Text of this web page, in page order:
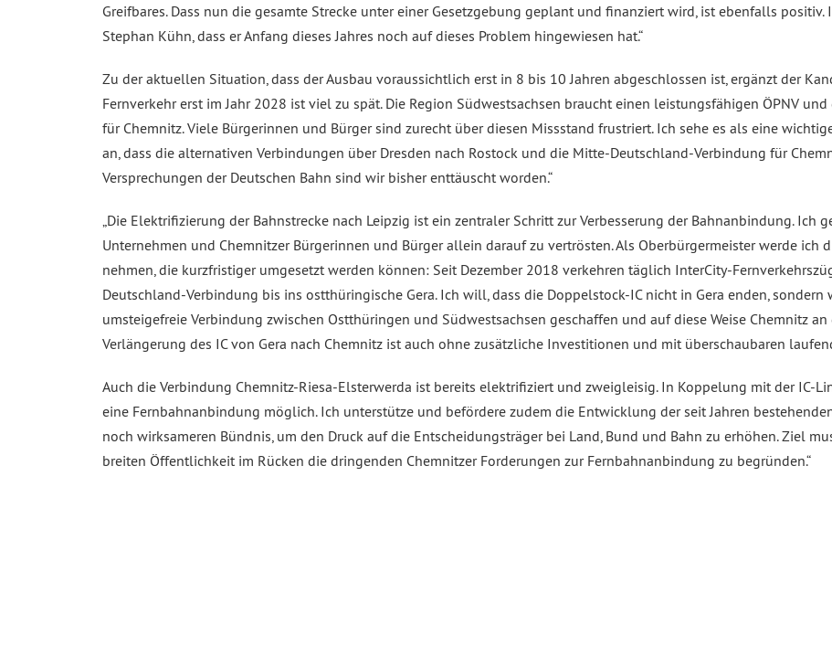
Greifbares. Dass nun die gesamte Strecke unter einer Gesetzgebung geplant und finanziert wird, ist ebenfalls
Stephan Kühn, dass er Anfang dieses Jahres noch auf dieses Problem hingewiesen hat.“
Zu der aktuellen Situation, dass der Ausbau voraussichtlich erst in 8 bis 10 Jahren abgeschlossen ist, ergänzt der
Fernverkehr erst im Jahr 2028 ist viel zu spät. Die Region Südwestsachsen braucht einen leistungsfähigen ÖPNV
für Chemnitz. Viele Bürgerinnen und Bürger sind zurecht über diesen Missstand frustriert. Ich sehe es als eine
an, dass die alternativen Verbindungen über Dresden nach Rostock und die Mitte-Deutschland-Verbindung für
Versprechungen der Deutschen Bahn sind wir bisher enttäuscht worden.“
„Die Elektrifizierung der Bahnstrecke nach Leipzig ist ein zentraler Schritt zur Verbesserung der Bahnanbindung. Ich
Unternehmen und Chemnitzer Bürgerinnen und Bürger allein darauf zu vertrösten. Als Oberbürgermeister werde
nehmen, die kurzfristiger umgesetzt werden können: Seit Dezember 2018 verkehren täglich InterCity-
Deutschland-Verbindung bis ins ostthüringische Gera. Ich will, dass die Doppelstock-IC nicht in Gera enden, sondern
umsteigefreie Verbindung zwischen Ostthüringen und Südwestsachsen geschaffen und auf diese Weise Chemnitz
Verlängerung des IC von Gera nach Chemnitz ist auch ohne zusätzliche Investitionen und mit überschaubaren
Auch die Verbindung Chemnitz-Riesa-Elsterwerda ist bereits elektrifiziert und zweigleisig. In Koppelung mit der IC-
eine Fernbahnanbindung möglich. Ich unterstütze und befördere zudem die Entwicklung der seit Jahren
noch wirksameren Bündnis, um den Druck auf die Entscheidungsträger bei Land, Bund und Bahn zu erhöhen. Ziel
breiten Öffentlichkeit im Rücken die dringenden Chemnitzer Forderungen zur Fernbahnanbindung zu begründen.“